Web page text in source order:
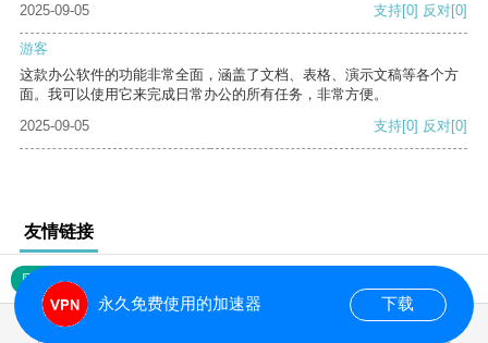
2025-09-05 支持[0] 反对[0]
游客
这款办公软件的功能非常全面，涵盖了文档、表格、演示文稿等各个方
面。我可以使用它来完成日常办公的所有任务，非常方便。
2025-09-05
支持[0] 反对[0]
友情链接
网站地图
永久免费使用的加速器 下载